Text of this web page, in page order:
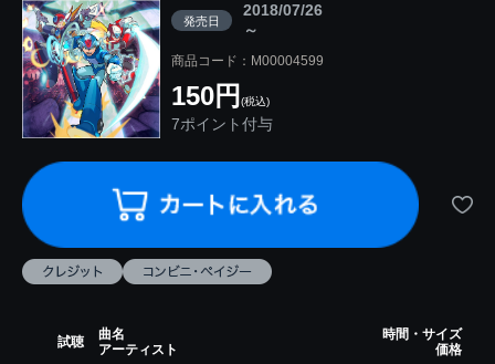
発売日
2018/07/26
～
商品コード：M00004599
150円 (税込)
7ポイント付与
試聴
曲名
アーティスト
時間・サイズ
価格